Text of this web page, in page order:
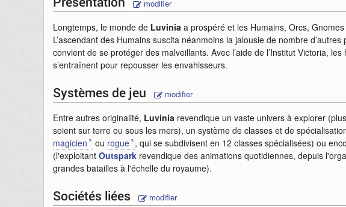
modifier
Longtemps, le monde de Luvinia a prospéré et les Humains, Orcs,
L’ascendant des Humains suscita néanmoins la jalousie de nombre
convient de se protéger des malveillants. Avec l’aide de l’Institut Victoria,
s’entraînent pour repousser les envahisseurs.
Systèmes de jeu modifier
Entre autres originalité, Luvinia revendique un vaste univers à explorer
soient sur terre ou sous les mers), un système de classes et de
magicien
ou rogue , qui se subdivisent en 12 classes spécialisées) ou
(l'exploitant Outspark revendique des animations quotidiennes, depuis
grandes batailles à l'échelle du royaume).
Sociétés liées modifier